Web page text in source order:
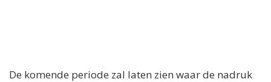
De komende periode zal laten zien waar de nadruk